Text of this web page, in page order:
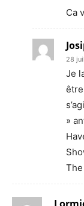
Ca
28
Je
être
»